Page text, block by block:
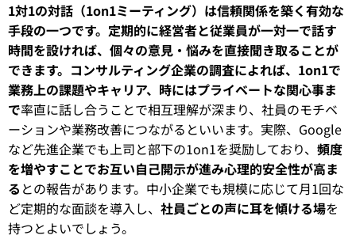
1対1の対話（1on1ミーティング）は信頼関係を築く有効な
手段の一つです。定期的に経営者と従業員が一対一で話す
時間を設ければ、個々の意見・悩みを直接聞き取ることが
できます。コンサルティング企業の調査によれば、1on1で
業務上の課題やキャリア、時にはプライベートな関心事ま
で率直に話し合うことで相互理解が深まり、社員のモチベ
ーションや業務改善につながるといいます。実際、Google
など先進企業でも上司と部下の1on1を奨励しており、 頻度
を増やすことでお互い自己開示が進み心理的安全性が高ま
る との報告があります。中小企業でも規模に応じて月1回な
ど定期的な面談を導入し、 社員ごとの声に耳を傾ける場を
持つとよいでしょう。